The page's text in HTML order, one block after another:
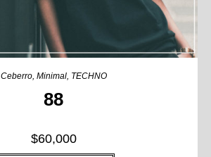
Ceberro, Minimal, TECHNO
88
$60,000